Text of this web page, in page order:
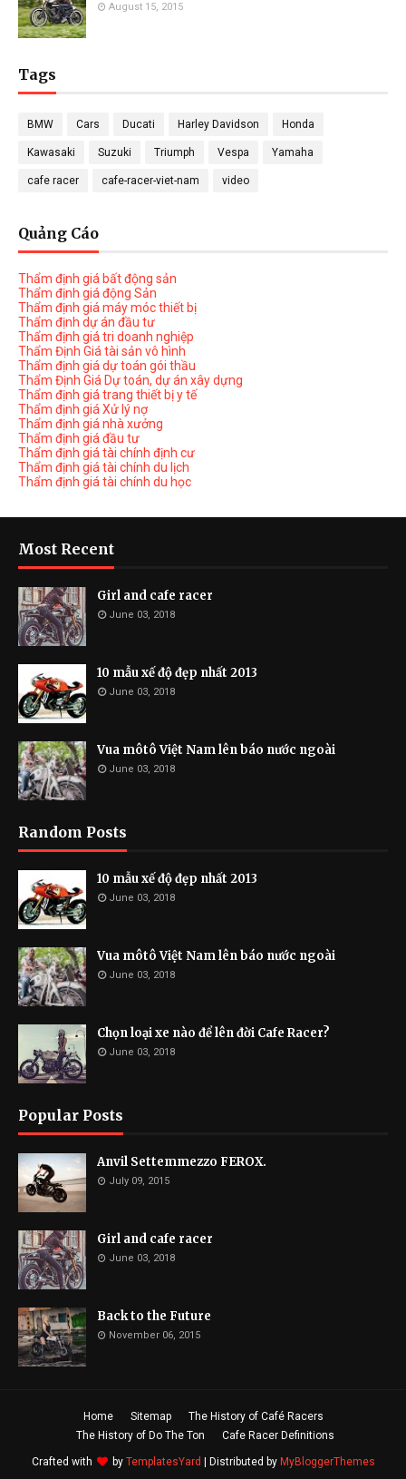
August 15, 2015
Tags
BMW Cars Ducati Harley Davidson Honda
Kawasaki Suzuki Triumph Vespa Yamaha
cafe racer cafe-racer-viet-nam video
Quảng Cáo
Thẩm định giá bất động sản
Thẩm định giá động Sản
Thẩm định giá máy móc thiết bị
Thẩm định dự án đầu tư
Thẩm định giá tri doanh nghiệp
Thẩm Định Giá tài sản vô hình
Thẩm định giá dự toán gói thầu
Thẩm Định Giá Dự toán, dự án xây dựng
Thẩm định giá trang thiết bị y tế
Thẩm định giá Xử lý nợ
Thẩm định giá nhà xưởng
Thẩm định giá đầu tư
Thẩm định giá tài chính định cư
Thẩm định giá tài chính du lịch
Thẩm định giá tài chính du học
Most Recent
Girl and cafe racer
June 03, 2018
10 mẫu xế độ đẹp nhất 2013
June 03, 2018
Vua môtô Việt Nam lên báo nước ngoài
June 03, 2018
Random Posts
10 mẫu xế độ đẹp nhất 2013
June 03, 2018
Vua môtô Việt Nam lên báo nước ngoài
June 03, 2018
Chọn loại xe nào để lên đời Cafe Racer?
June 03, 2018
Popular Posts
Anvil Settemmezzo FEROX.
July 09, 2015
Girl and cafe racer
June 03, 2018
Back to the Future
November 06, 2015
Home Sitemap
The History of Café Racers
The History of Do The Ton
Cafe Racer Definitions
Crafted with by TemplatesYard | Distributed by MyBloggerThemes